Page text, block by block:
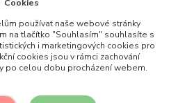
Cookies
používat naše webové stránky
na tlačítko "Souhlasím" souhlasíte s
i marketingových cookies pro
cookies jsou v rámci zachování
po celou dobu procházení webem.